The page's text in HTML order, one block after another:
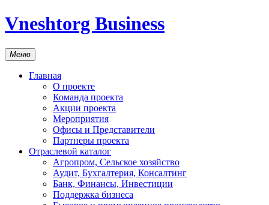
Vneshtorg Business
Меню
Главная
О проекте
Команда проекта
Акции проекта
Мероприятия
Офисы и Представители
Партнеры проекта
Отраслевой каталог
Агропром, Сельское хозяйство
Аудит, Бухгалтерия, Консалтинг
Банк, Финансы, Инвестиции
Поддержка бизнеса